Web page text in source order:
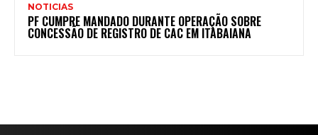
NOTICIAS
PF CUMPRE MANDADO DURANTE OPERAÇÃO SOBRE
CONCESSÃO DE REGISTRO DE CAC EM ITABAIANA